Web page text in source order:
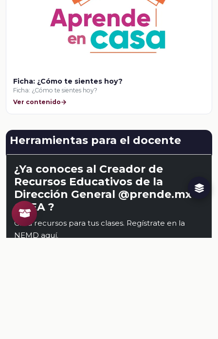
Ficha: ¿Cómo te sientes hoy?
Ficha: ¿Cómo te sientes hoy?
Ver contenido
Herramientas para el docente
¿Ya conoces al Creador de
Recursos Educativos de la
Dirección General @prende.mx
CREA ?
Crea recursos para tus clases. Regístrate en la
NEMD aquí.